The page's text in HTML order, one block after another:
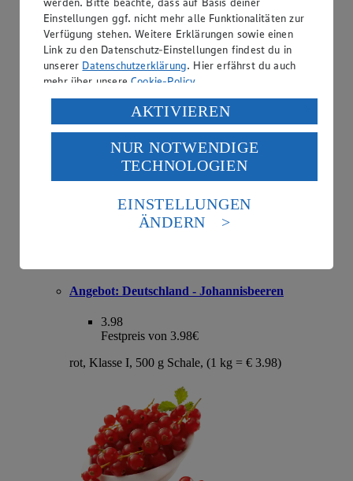
Angebot:Deutschland - Bio-Rispentomaten
2.49
Festpreis von 2.49€
Klasse II, 500 g Schale, (1 kg = € 4.98)
Angebot: Deutschland - Johannisbeeren
3.98
Festpreis von 3.98€
rot, Klasse I, 500 g Schale, (1 kg = € 3.98)
Einstellungen ggf. nicht mehr alle Funktionalitäten zur
Verfügung stehen. Weitere Erklärungen sowie einen
Link zu den Datenschutz-Einstellungen findest du in
unserer Datenschutzerklärung. Hier erfährst du auch
mehr über unsereCookie-Policy.
Verarbeitung deiner personenbezogenen Daten in den
USA durch Facebook und YouTube:
Wenn du auf „Aktivieren“ klickst, willigst du im Sinne
des Art. 49 Abs. 1 Satz 1 lit. a) DSGVO ein, dass deine
Daten in den USA verarbeitet werden. Der EuGH sieht
die USA als Land mit einem nach europäischen
Standards nicht angemessenen Datenschutzniveau an.
Es besteht das Risiko eines Zugriffs durch US-
Informationen zum Herausgeber der Seite findest du
imImpressum
AKTIVIEREN
NUR NOTWENDIGE
TECHNOLOGIEN
EINSTELLUNGEN
ÄNDERN